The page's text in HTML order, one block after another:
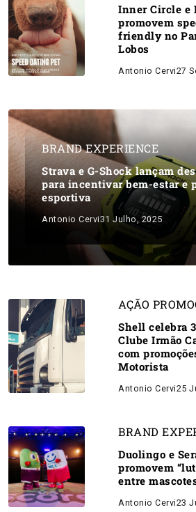
Inner Circle e
promovem
friendly no
Lobos
Antonio Cervi27
BRAND EXPERIENCE
Strava e G-Shock lançam
para incentivar bem-estar e
esportiva
Antonio Cervi31 Julho, 2025
AÇÃO
Shell celebra
Clube Irmão
com
Motorista
Antonio Cervi25
BRAND
Duolingo e
promovem
entre
Antonio Cervi23